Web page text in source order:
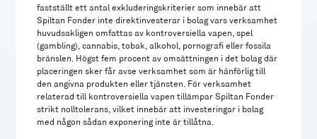
fastställt ett antal exkluderingskriterier som innebär att
Spiltan Fonder inte direktinvesterar i bolag vars verksamhet
huvudsakligen omfattas av kontroversiella vapen, spel
(gambling), cannabis, tobak, alkohol, pornografi eller fossila
bränslen. Högst fem procent av omsättningen i det bolag där
placeringen sker får avse verksamhet som är hänförlig till
den angivna produkten eller tjänsten. För verksamhet
relaterad till kontroversiella vapen tillämpar Spiltan Fonder
strikt nolltolerans, vilket innebär att investeringar i bolag
med någon sådan exponering inte är tillåtna.